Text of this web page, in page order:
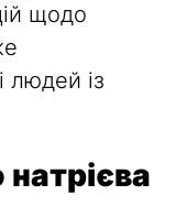
щодо
людей із